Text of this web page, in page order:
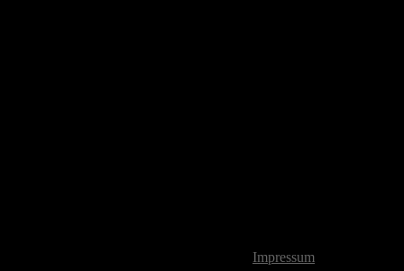
Impressum